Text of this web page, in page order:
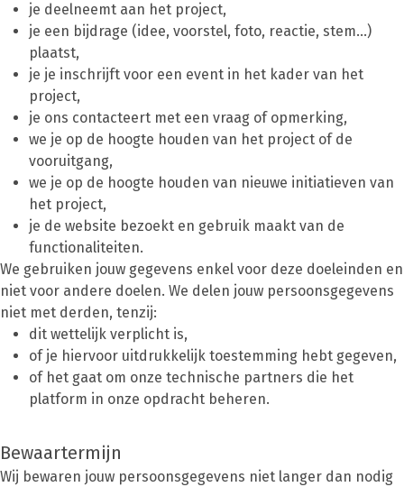
je deelneemt aan het project,
je een bijdrage (idee, voorstel, foto, reactie, stem…)
plaatst,
je je inschrijft voor een event in het kader van het
project,
je ons contacteert met een vraag of opmerking,
we je op de hoogte houden van het project of de
vooruitgang,
we je op de hoogte houden van nieuwe initiatieven van
het project,
je de website bezoekt en gebruik maakt van de
functionaliteiten.
We gebruiken jouw gegevens enkel voor deze doeleinden en
niet voor andere doelen. We delen jouw persoonsgegevens
niet met derden, tenzij:
dit wettelijk verplicht is,
of je hiervoor uitdrukkelijk toestemming hebt gegeven,
of het gaat om onze technische partners die het
platform in onze opdracht beheren.
Bewaartermijn
Wij bewaren jouw persoonsgegevens niet langer dan nodig